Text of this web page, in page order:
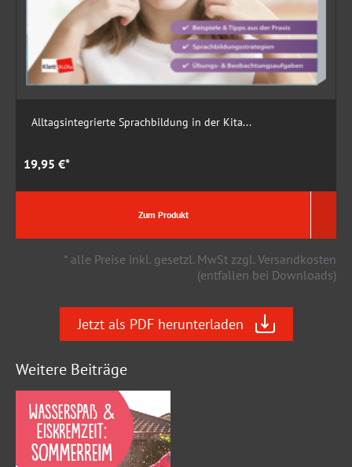
Alltagsintegrierte Sprachbildung in der Kita...
19,95 €*
Zum Produkt
* alle Preise inkl. gesetzl. MwSt zzgl. Versandkosten
(entfallen bei Downloads)
Jetzt als PDF herunterladen
Weitere Beiträge